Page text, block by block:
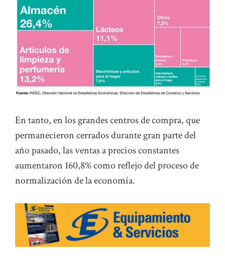
En tanto, en los grandes centros de compra, que
permanecieron cerrados durante gran parte del
año pasado, las ventas a precios constantes
aumentaron 160,8% como reflejo del proceso de
normalización de la economía.